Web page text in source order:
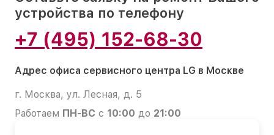
устройства по телефону
+7 (495) 152-68-30
Адрес офиса сервисного центра LG в Москве
г. Москва, ул. Лесная, д. 5
Работаем ПН-ВС с 10:00 до 21:00